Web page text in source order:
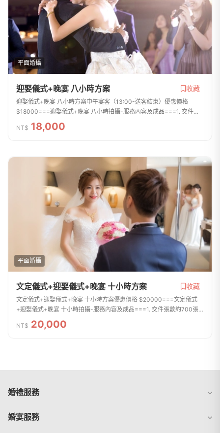
平面婚攝
迎娶儀式+晚宴 八小時方案 收藏
迎娶儀式+晚宴 八小時方案中午宴客（13:00-送客結束）優惠價格
$18000===迎娶儀式+晚宴 八小時拍攝-服務內容及成品===1. 交件張
數約600張~900張左右，拍攝張數無上線，拍攝檔案全給2. 所有交件照
片皆會後製調整精細...
NT$ 18,000
平面婚攝
文定儀式+迎娶儀式+晚宴 十小時方案 收藏
文定儀式+迎娶儀式+晚宴 十小時方案優惠價格 $20000===文定儀式
+迎娶儀式+晚宴 十小時拍攝-服務內容及成品===1. 交件張數約700張
~1000張左右，拍攝張數無上線，拍攝檔案全給2. 所有交件照片皆會後
製調整精細的曝光...
NT$ 20,000
婚禮服務
婚宴服務